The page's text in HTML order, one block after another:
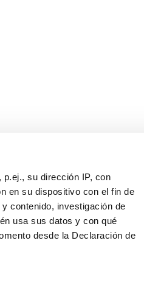
su dirección IP, con
en su dispositivo con el fin de
contenido, investigación de
usa sus datos y con qué
desde la Declaración de